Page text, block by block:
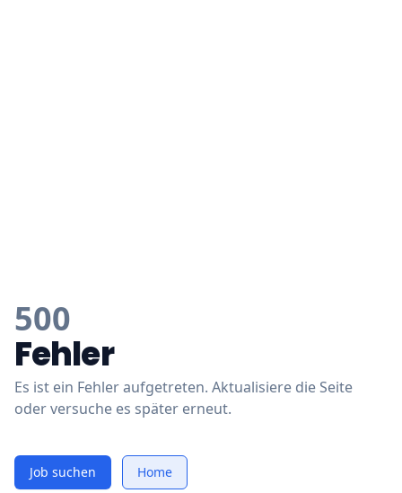
500
Fehler
Es ist ein Fehler aufgetreten. Aktualisiere die Seite
oder versuche es später erneut.
Job suchen Home